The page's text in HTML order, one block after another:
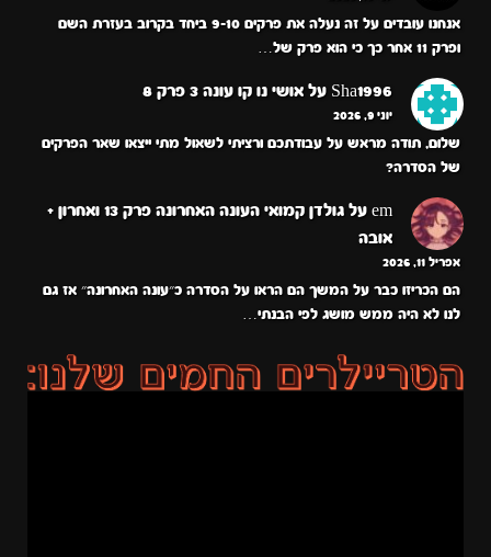
אנחנו עובדים על זה נעלה את פרקים 9-10 ביחד בקרוב בעזרת השם
ופרק 11 אחר כך כי הוא פרק של…
Sha1996 על אושי נו קו עונה 3 פרק 8
יוני 9, 2026
שלום, תודה מראש על עבודתכם ורציתי לשאול מתי ייצאו שאר הפרקים
של הסדרה?
em על
גולדן קמואי העונה האחרונה פרק 13 ואחרון +
אובה
אפריל 11, 2026
הם הכריזו כבר על המשך הם הראו על הסדרה כ״עונה האחרונה״ אז גם
לנו לא היה ממש מושג לפי הבנתי…